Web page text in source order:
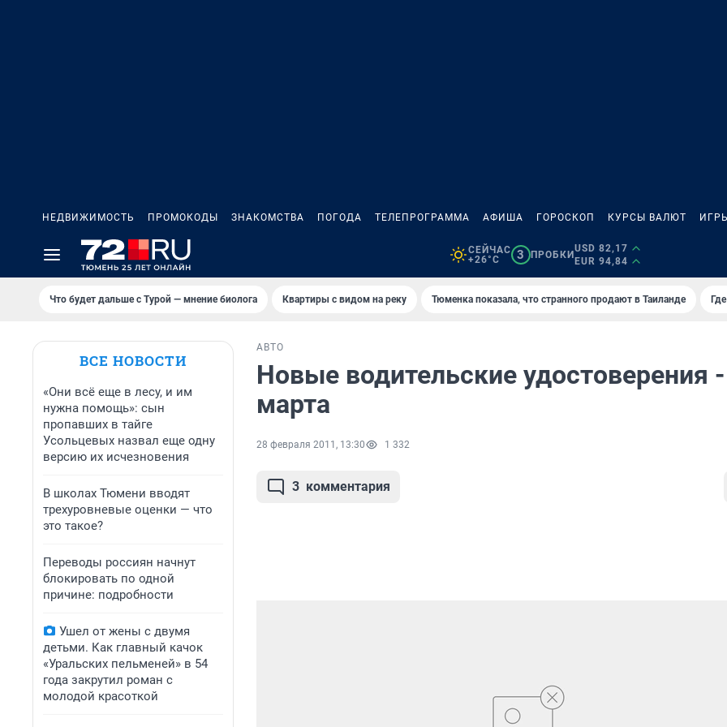
НЕДВИЖИМОСТЬ ПРОМОКОДЫ ЗНАКОМСТВА ПОГОДА ТЕЛЕПРОГРАММА АФИША ГОРОСКОП КУРСЫ ВАЛЮТ
СЕЙЧАС
+26°C
3 ПРОБКИ
USD 82,17
EUR 94,84
Что будет дальше с Турой — мнение биолога Квартиры с видом на реку Тюменка показала, что странного продают в Таиланде
ВСЕ НОВОСТИ
«Они всё еще в лесу, и им
нужна помощь»: сын
пропавших в тайге
Усольцевых назвал еще одну
версию их исчезновения
В школах Тюмени вводят
трехуровневые оценки — что
это такое?
Переводы россиян начнут
блокировать по одной
причине: подробности
Ушел от жены с двумя
детьми. Как главный качок
«Уральских пельменей» в 54
года закрутил роман с
молодой красоткой
АВТО
Новые водительские удостоверения
марта
28 февраля 2011, 13:30 1 332
3 комментария